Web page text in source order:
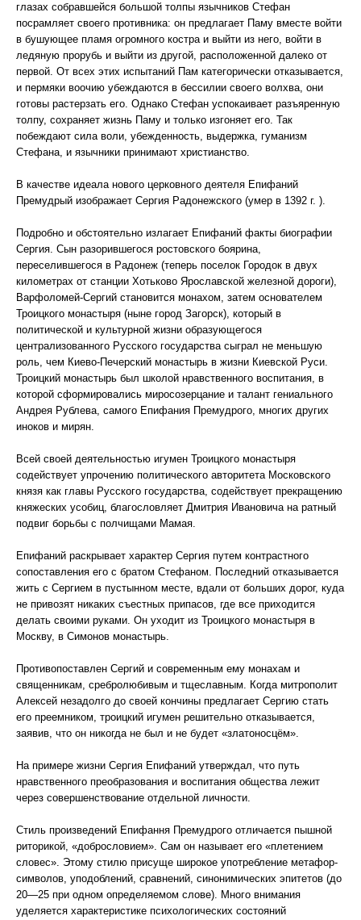
глазах собравшейся большой толпы язычников Стефан
посрамляет своего противника: он предлагает Паму вместе войти
в бушующее пламя огромного костра и выйти из него, войти в
ледяную прорубь и выйти из другой, расположенной далеко от
первой. От всех этих испытаний Пам категорически отказывается,
и пермяки воочию убеждаются в бессилии своего волхва, они
готовы растерзать его. Однако Стефан успокаивает разъяренную
толпу, сохраняет жизнь Паму и только изгоняет его. Так
побеждают сила воли, убежденность, выдержка, гуманизм
Стефана, и язычники принимают христианство.
В качестве идеала нового церковного деятеля Епифаний
Премудрый изображает Сергия Радонежского (умер в 1392 г. ).
Подробно и обстоятельно излагает Епифаний факты биографии
Сергия. Сын разорившегося ростовского боярина,
переселившегося в Радонеж (теперь поселок Городок в двух
километрах от станции Хотьково Ярославской железной дороги),
Варфоломей-Сергий становится монахом, затем основателем
Троицкого монастыря (ныне город Загорск), который в
политической и культурной жизни образующегося
централизованного Русского государства сыграл не меньшую
роль, чем Киево-Печерский монастырь в жизни Киевской Руси.
Троицкий монастырь был школой нравственного воспитания, в
которой сформировались миросозерцание и талант гениального
Андрея Рублева, самого Епифания Премудрого, многих других
иноков и мирян.
Всей своей деятельностью игумен Троицкого монастыря
содействует упрочению политического авторитета Московского
князя как главы Русского государства, содействует прекращению
княжеских усобиц, благословляет Дмитрия Ивановича на ратный
подвиг борьбы с полчищами Мамая.
Епифаний раскрывает характер Сергия путем контрастного
сопоставления его с братом Стефаном. Последний отказывается
жить с Сергием в пустынном месте, вдали от больших дорог, куда
не привозят никаких съестных припасов, где все приходится
делать своими руками. Он уходит из Троицкого монастыря в
Москву, в Симонов монастырь.
Противопоставлен Сергий и современным ему монахам и
священникам, сребролюбивым и тщеславным. Когда митрополит
Алексей незадолго до своей кончины предлагает Сергию стать
его преемником, троицкий игумен решительно отказывается,
заявив, что он никогда не был и не будет «златоносцём».
На примере жизни Сергия Епифаний утверждал, что путь
нравственного преобразования и воспитания общества лежит
через совершенствование отдельной личности.
Стиль произведений Епифання Премудрого отличается пышной
риторикой, «добрословием». Сам он называет его «плетением
словес». Этому стилю присуще широкое употребление метафор-
символов, уподоблений, сравнений, синонимических эпитетов (до
20—25 при одном определяемом слове). Много внимания
уделяется характеристике психологических состояний